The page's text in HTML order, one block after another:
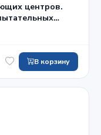
центров.
В корзину